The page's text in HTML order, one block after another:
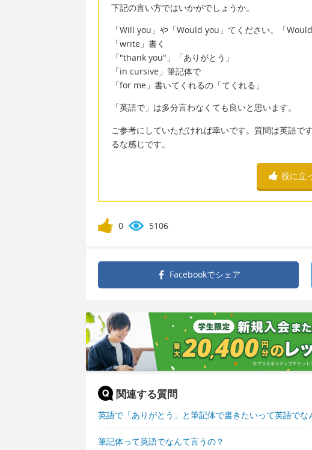
下記の言い方ではいかがでしょうか。
「Will you」や「Would you」てください。「
「write」書く
「"thank you"」「ありがとう」
「in cursive」筆記体で
「for me」書いてくれるの「てくれる」
「英語で」は多分言わなくても良いと思います。
ご参考にしていただければ幸いです。質問は英語
るな感じです。
役に立
0 5106
Facebookでシェア
関連する質問
英語で「ありがとう」と筆記体で書きたいって英語でな
筆記体って英語でなんて言うの？